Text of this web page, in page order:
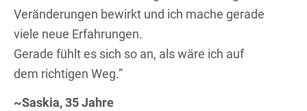
Veränderungen bewirkt und ich mache gerade
viele neue Erfahrungen.
Gerade fühlt es sich so an, als wäre ich auf
dem richtigen Weg.”
~Saskia, 35 Jahre